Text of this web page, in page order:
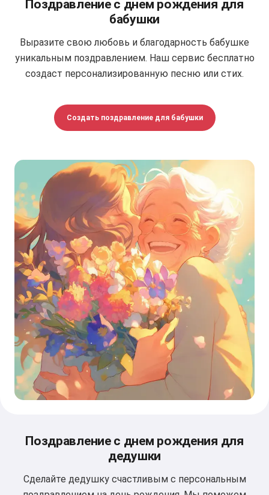
Поздравление с днем рождения для
бабушки
Выразите свою любовь и благодарность бабушке
уникальным поздравлением. Наш сервис бесплатно
создаст персонализированную песню или стих.
Создать поздравление для бабушки
Поздравление с днем рождения для
дедушки
Сделайте дедушку счастливым с персональным